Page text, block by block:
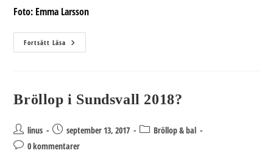
Foto: Emma Larsson
Fortsätt Läsa Halloween
Bröllop i Sundsvall 2018?
Inläggsförfattare:
linus
Inlägget
publicerat:
september 13, 2017 Inläggskategori:
Bröllop & bal
Kommentarer
0 kommentarer